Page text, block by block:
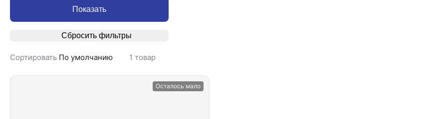
Показать
Сбросить фильтры
Сортировать По умолчанию 1 товар
Осталось мало